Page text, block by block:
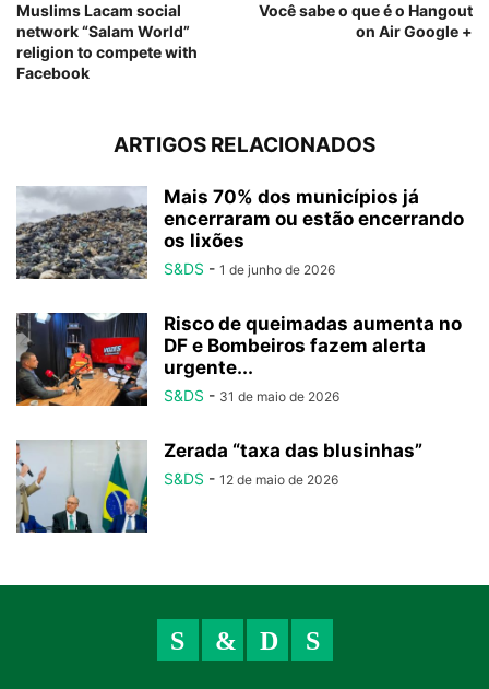
Muslims Lacam social
network “Salam World”
religion to compete with
Facebook
Você sabe o que é o Hangout
on Air Google +
ARTIGOS RELACIONADOS
Mais 70% dos municípios já
encerraram ou estão encerrando
os lixões
S&DS - 1 de junho de 2026
Risco de queimadas aumenta no
DF e Bombeiros fazem alerta
urgente...
S&DS - 31 de maio de 2026
Zerada “taxa das blusinhas”
S&DS - 12 de maio de 2026